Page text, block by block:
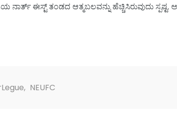
ಈಸ್ಟ್ ತಂಡದ ಆತ್ಮಬಲವನ್ನು ಹೆಚ್ಚಿಸಿರುವುದು ಸ್ಪಷ್ಟ.
, NEUFC